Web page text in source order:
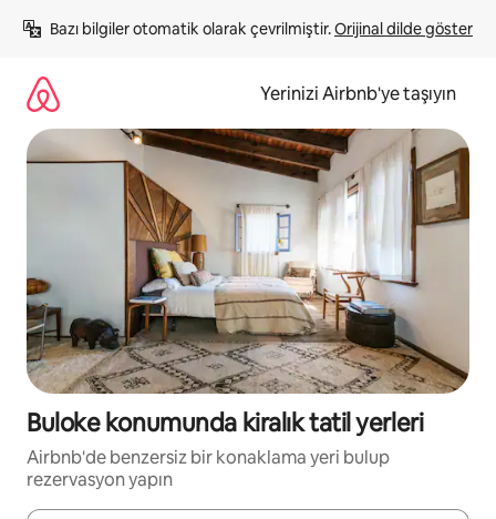
atla
Bazı bilgiler otomatik olarak çevrilmiştir. Orijinal dilde göster
Yerinizi Airbnb'ye taşıyın
Buloke konumunda kiralık tatil yerleri
Airbnb'de benzersiz bir konaklama yeri bulup
rezervasyon yapın